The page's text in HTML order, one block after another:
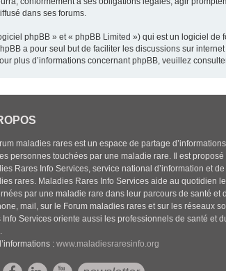
dans ses forums.
phpBB » et « phpBB Limited ») qui est un logiciel de
a pour seul but de faciliter les discussions sur
plus d’informations concernant phpBB, veuillez
maladies rares est un espace de partage
personnes touchées par une maladie rare. Il est
Rares Info Services, service national d’information et
rares. Maladies Rares Info Services aide au quotidien
par une maladie rare dans leur parcours de santé et
mail, sur le Forum maladies rares et sur les réseaux
Info Services oriente aussi les professionnels de santé et
:www.maladiesraresinfo.org